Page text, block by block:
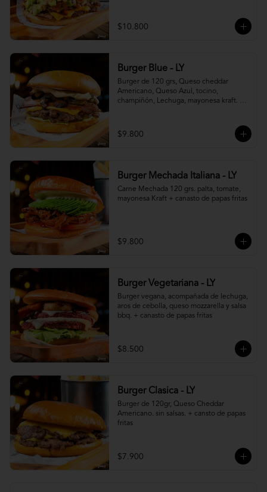
$10.800
Burger Blue - LY
Burger de 120 grs, Queso cheddar
Americano, Queso Azul, tocino,
champiñón, Lechuga, mayonesa kraft. +
$9.800
Burger Mechada Italiana - LY
Carne Mechada 120 grs. palta, tomate,
mayonesa Kraft + canasto de papas fritas
$9.800
Burger Vegetariana - LY
Burger vegana, acompañada de lechuga,
aros de cebolla, queso mozzarella y salsa
bbq. + canasto de papas fritas
$8.500
Burger Clasica - LY
Burger de 120gr, Queso Cheddar
Americano. sin salsas. + cansto de papas
fritas
$7.900